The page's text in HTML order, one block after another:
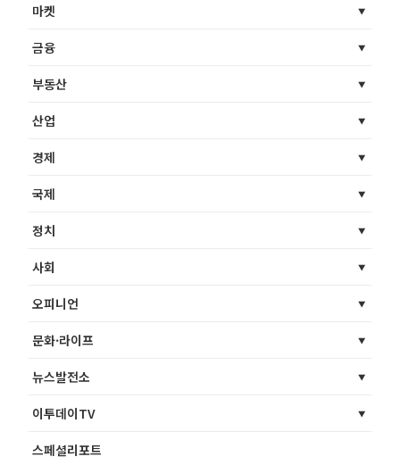
마켓
금융
부동산
산업
경제
국제
정치
사회
오피니언
문화·라이프
뉴스발전소
이투데이TV
스페셜리포트